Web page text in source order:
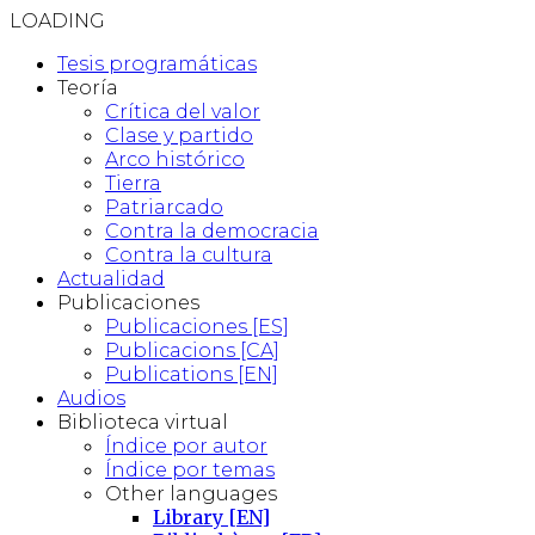
LOADING
Tesis programáticas
Teoría
Crítica del valor
Clase y partido
Arco histórico
Tierra
Patriarcado
Contra la democracia
Contra la cultura
Actualidad
Publicaciones
Publicaciones [ES]
Publicacions [CA]
Publications [EN]
Audios
Biblioteca virtual
Índice por autor
Índice por temas
Other languages
Library [EN]